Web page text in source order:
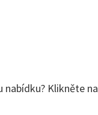
nabídku? Klikněte na